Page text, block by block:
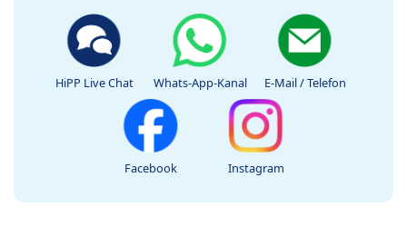
HiPP Live Chat Whats-App-Kanal E-Mail / Telefon
Facebook Instagram